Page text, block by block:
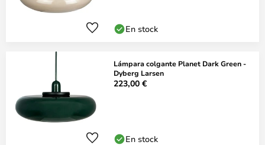
En stock
Lámpara colgante Planet Dark Green -
Dyberg Larsen
223,00 €
En stock